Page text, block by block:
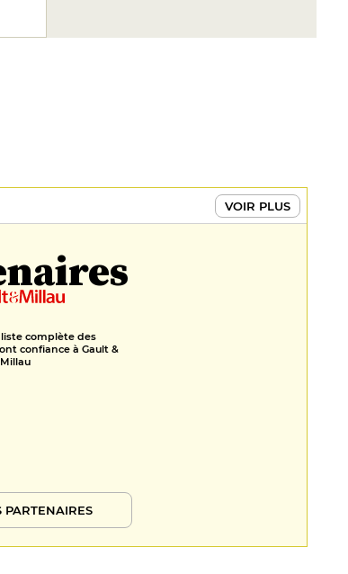
VOIR PLUS
liste complète des
confiance à Gault &
Millau
PARTENAIRES